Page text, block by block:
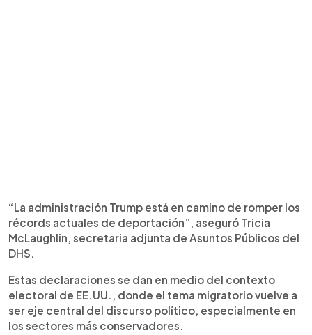
“La administración Trump está en camino de romper los
récords actuales de deportación”, aseguró Tricia
McLaughlin, secretaria adjunta de Asuntos Públicos del
DHS.
Estas declaraciones se dan en medio del contexto
electoral de EE.UU., donde el tema migratorio vuelve a
ser eje central del discurso político, especialmente en
los sectores más conservadores.